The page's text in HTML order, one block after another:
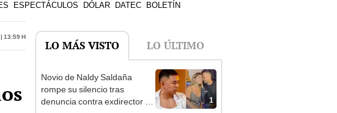
ESPECTÁCULOS DÓLAR DATEC BOLETÍN
13:59 h
LO MÁS VISTO LO ÚLTIMO
1
Novio de Naldy Saldaña
rompe su silencio tras
denuncia contra exdirector de